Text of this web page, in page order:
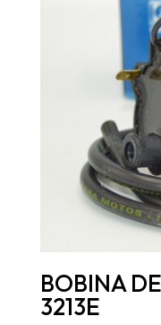
BOBINA
3213E